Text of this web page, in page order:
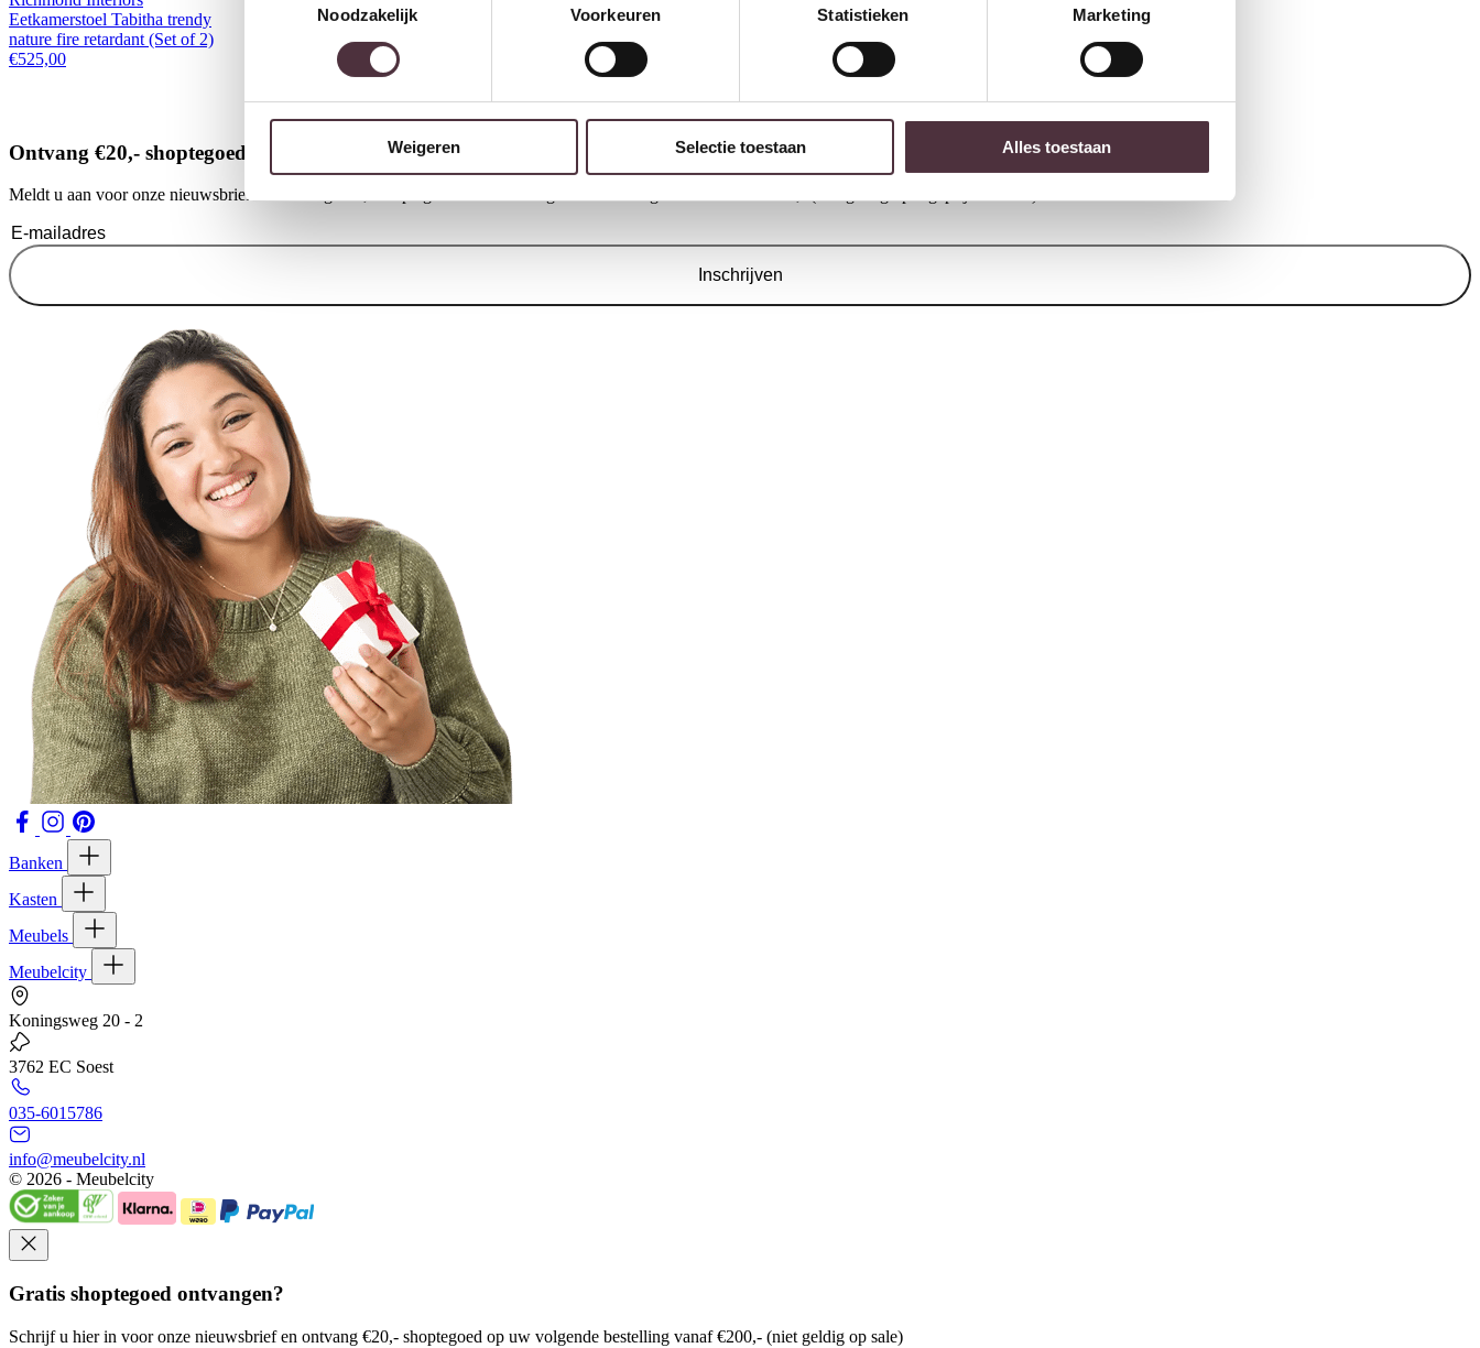
Noodzakelijk
Voorkeuren Statistieken Marketing
Weigeren Selectie toestaan Alles toestaan
Eetkamerstoel Tabitha trendy
nature fire retardant (Set of 2)
€525,00
Serene
Nijwie MySons Beyoncé
armstoel – draaipoot 360 –
Toro 35 beige – Anodic
(draaibaar)
159,00
Contigo met arm mocca
395,00
Ontvang €20,- shoptegoed
Meldt u aan voor onze nieuwsbrief en ontvang €20,- shoptegoed voor uw volgende bestelling van minimaal €200,- (niet geldig op afgeprijsde items).
Inschrijven
Banken
Kasten
Meubels
Meubelcity
Koningsweg 20 - 2
3762 EC Soest
035-6015786
info@meubelcity.nl
© 2026 - Meubelcity
Gratis shoptegoed ontvangen?
Schrijf u hier in voor onze nieuwsbrief en ontvang €20,- shoptegoed op uw volgende bestelling vanaf €200,- (niet geldig op sale)